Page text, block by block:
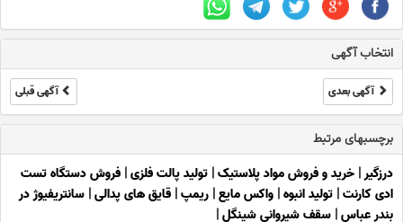
انتخاب آگهی
آگهی بعدی آگهی قبلی
برچسبهای مرتبط
درزگیر| خرید و فروش مواد پلاستیک| تولید پالت فلزی| فروش دستگاه تست
ادی کارنت| تولید انبوه| واکس مایع| ریمپ| قایق های پدالی| سانتریفیوژ در
بندر عباس| سقف شیروانی شینگل|